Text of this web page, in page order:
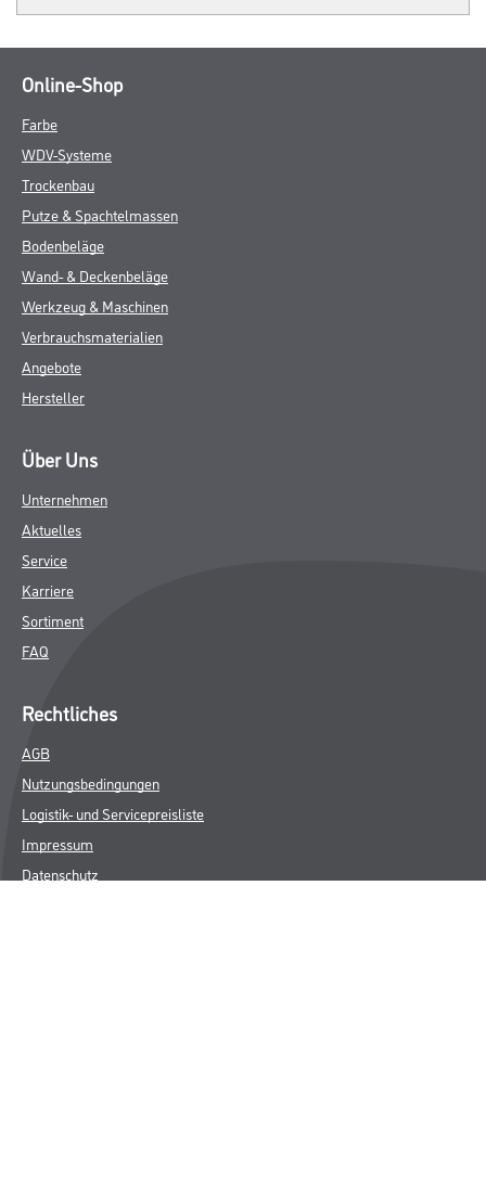
Online-Shop
Farbe
WDV-Systeme
Trockenbau
Putze & Spachtelmassen
Bodenbeläge
Wand- & Deckenbeläge
Werkzeug & Maschinen
Verbrauchsmaterialien
Angebote
Hersteller
Über Uns
Unternehmen
Aktuelles
Service
Karriere
Sortiment
FAQ
Rechtliches
AGB
Nutzungsbedingungen
Logistik- und Servicepreisliste
Impressum
Datenschutz